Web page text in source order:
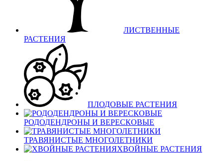
ЛИСТВЕННЫЕ
РАСТЕНИЯ
ПЛОДОВЫЕ РАСТЕНИЯ
РОДОДЕНДРОНЫ И ВЕРЕСКОВЫЕ
ТРАВЯНИСТЫЕ МНОГОЛЕТНИКИ
ХВОЙНЫЕ РАСТЕНИЯ